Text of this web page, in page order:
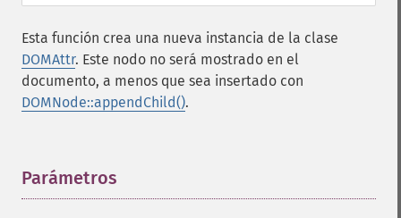
Esta función crea una nueva instancia de la clase
DOMAttr. Este nodo no será mostrado en el
documento, a menos que sea insertado con
DOMNode::appendChild().
Parámetros